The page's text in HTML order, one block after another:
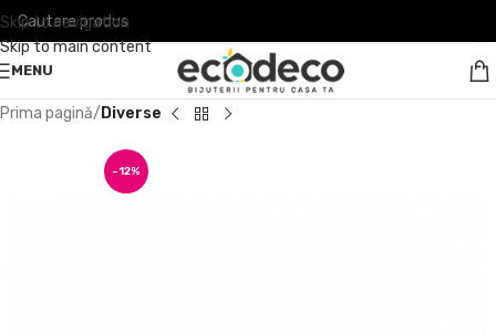
Skip to navigation
Skip to main content
MENU
Prima pagină Diverse
-12%